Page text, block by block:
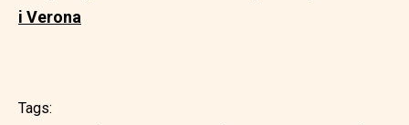
i Verona
Tags: